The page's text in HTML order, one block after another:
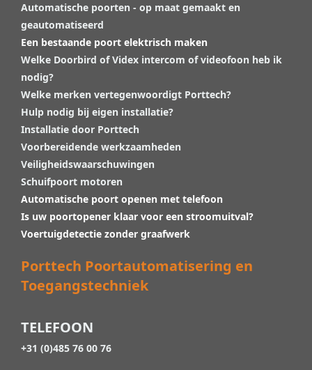
Automatische poorten - op maat gemaakt en
geautomatiseerd
Een bestaande poort elektrisch maken
Welke Doorbird of Videx intercom of videofoon heb ik
nodig?
Welke merken vertegenwoordigt Porttech?
Hulp nodig bij eigen installatie?
Installatie door Porttech
Voorbereidende werkzaamheden
Veiligheidswaarschuwingen
Schuifpoort motoren
Automatische poort openen met telefoon
Is uw poortopener klaar voor een stroomuitval?
Voertuigdetectie zonder graafwerk
Porttech Poortautomatisering en
Toegangstechniek
TELEFOON
+31 (0)485 76 00 76